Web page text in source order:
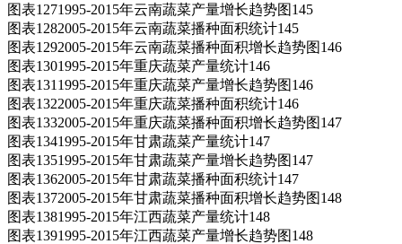
图表1271995-2015年云南蔬菜产量增长趋势图145
图表1282005-2015年云南蔬菜播种面积统计145
图表1292005-2015年云南蔬菜播种面积增长趋势图146
图表1301995-2015年重庆蔬菜产量统计146
图表1311995-2015年重庆蔬菜产量增长趋势图146
图表1322005-2015年重庆蔬菜播种面积统计146
图表1332005-2015年重庆蔬菜播种面积增长趋势图147
图表1341995-2015年甘肃蔬菜产量统计147
图表1351995-2015年甘肃蔬菜产量增长趋势图147
图表1362005-2015年甘肃蔬菜播种面积统计147
图表1372005-2015年甘肃蔬菜播种面积增长趋势图148
图表1381995-2015年江西蔬菜产量统计148
图表1391995-2015年江西蔬菜产量增长趋势图148